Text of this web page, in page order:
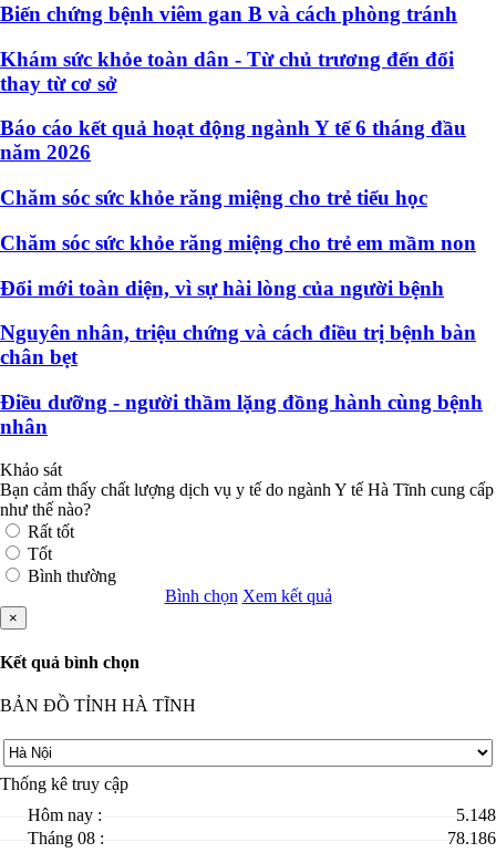
Biến chứng bệnh viêm gan B và cách phòng tránh
Khám sức khỏe toàn dân - Từ chủ trương đến đổi
thay từ cơ sở
Báo cáo kết quả hoạt động ngành Y tế 6 tháng đầu
năm 2026
Chăm sóc sức khỏe răng miệng cho trẻ tiểu học
Chăm sóc sức khỏe răng miệng cho trẻ em mầm non
Đổi mới toàn diện, vì sự hài lòng của người bệnh
Nguyên nhân, triệu chứng và cách điều trị bệnh bàn
chân bẹt
Điều dưỡng - người thầm lặng đồng hành cùng bệnh
nhân
Khảo sát
Bạn cảm thấy chất lượng dịch vụ y tế do ngành Y tế Hà Tĩnh cung cấp
như thế nào?
Rất tốt
Tốt
Bình thường
Bình chọn Xem kết quả
×
Kết quả bình chọn
BẢN ĐỒ TỈNH HÀ TĨNH
Thống kê truy cập
Hôm nay :
5.148
Tháng 08 :
78.186